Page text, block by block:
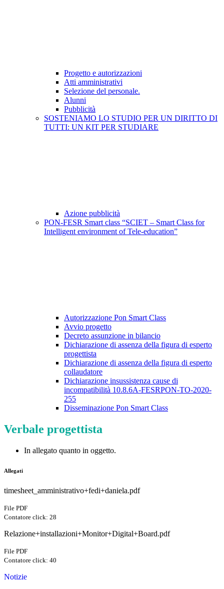
Progetto e autorizzazioni
Atti amministrativi
Selezione del personale.
Alunni
Pubblicità
SOSTENIAMO LO STUDIO PER UN DIRITTO DI
TUTTI: UN KIT PER STUDIARE
Azione pubblicità
PON-FESR Smart class “SCIET – Smart Class for
Intelligent environment of Tele-education”
Autorizzazione Pon Smart Class
Avvio progetto
Decreto assunzione in bilancio
Dichiarazione di assenza della figura di esperto
progettista
Dichiarazione di assenza della figura di esperto
collaudatore
Dichiarazione insussistenza cause di
incompatibilità 10.8.6A-FESRPON-TO-2020-
255
Disseminazione Pon Smart Class
Verbale progettista
In allegato quanto in oggetto.
Allegati
timesheet_amministrativo+fedi+daniela.pdf
File PDF
Contatore click: 28
Relazione+installazioni+Monitor+Digital+Board.pdf
File PDF
Contatore click: 40
Notizie